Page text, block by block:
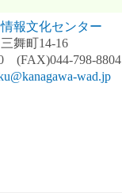
報文化センター
舞町14‐16
(FAX)044‐798-8804
wad.jp